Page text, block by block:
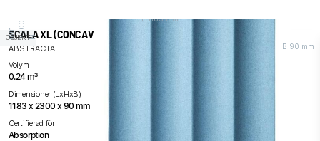
OBJEKTH 2
3
0
0 m
m
B 90 mm
L 1183 mm
SCALA XL (CONCAVE UPHOLSTERED WITH FABRIC)
ABSTRACTA
Volym
0.24 m³
Dimensioner (LxHxB)
1183 x 2300 x 90 mm
Certifierad för
Absorption